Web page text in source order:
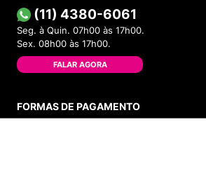
(11) 4380-6061
Seg. à Quin. 07h00 às 17h00.
Sex. 08h00 às 17h00.
FALAR AGORA
FORMAS DE PAGAMENTO